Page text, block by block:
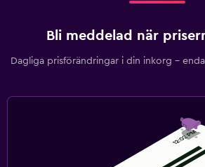
Bli meddelad när
Dagliga prisförändringar i din inkorg –